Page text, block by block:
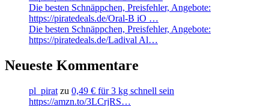
Die besten Schnäppchen, Preisfehler, Angebote:
https://piratedeals.de/Oral-B iO …
Die besten Schnäppchen, Preisfehler, Angebote:
https://piratedeals.de/Ladival Al…
Neueste Kommentare
pl_pirat zu 0,49 € für 3 kg schnell sein
https://amzn.to/3LCrjRS…